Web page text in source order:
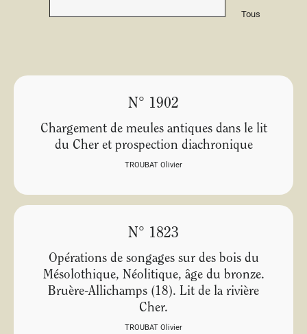
Tous
N° 1902
Chargement de meules antiques dans le lit
du Cher et prospection diachronique
TROUBAT Olivier
N° 1823
Opérations de songages sur des bois du
Mésolothique, Néolitique, âge du bronze.
Bruère-Allichamps (18). Lit de la rivière
Cher.
TROUBAT Olivier